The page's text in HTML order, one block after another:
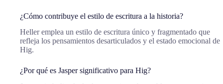
¿Cómo contribuye el estilo de escritura a la historia?
Heller emplea un estilo de escritura único y fragmentado que
refleja los pensamientos desarticulados y el estado emocional de
Hig.
¿Por qué es Jasper significativo para Hig?